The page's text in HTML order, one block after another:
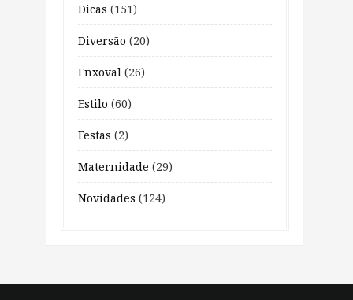
Dicas (151)
Diversão (20)
Enxoval (26)
Estilo (60)
Festas (2)
Maternidade (29)
Novidades (124)